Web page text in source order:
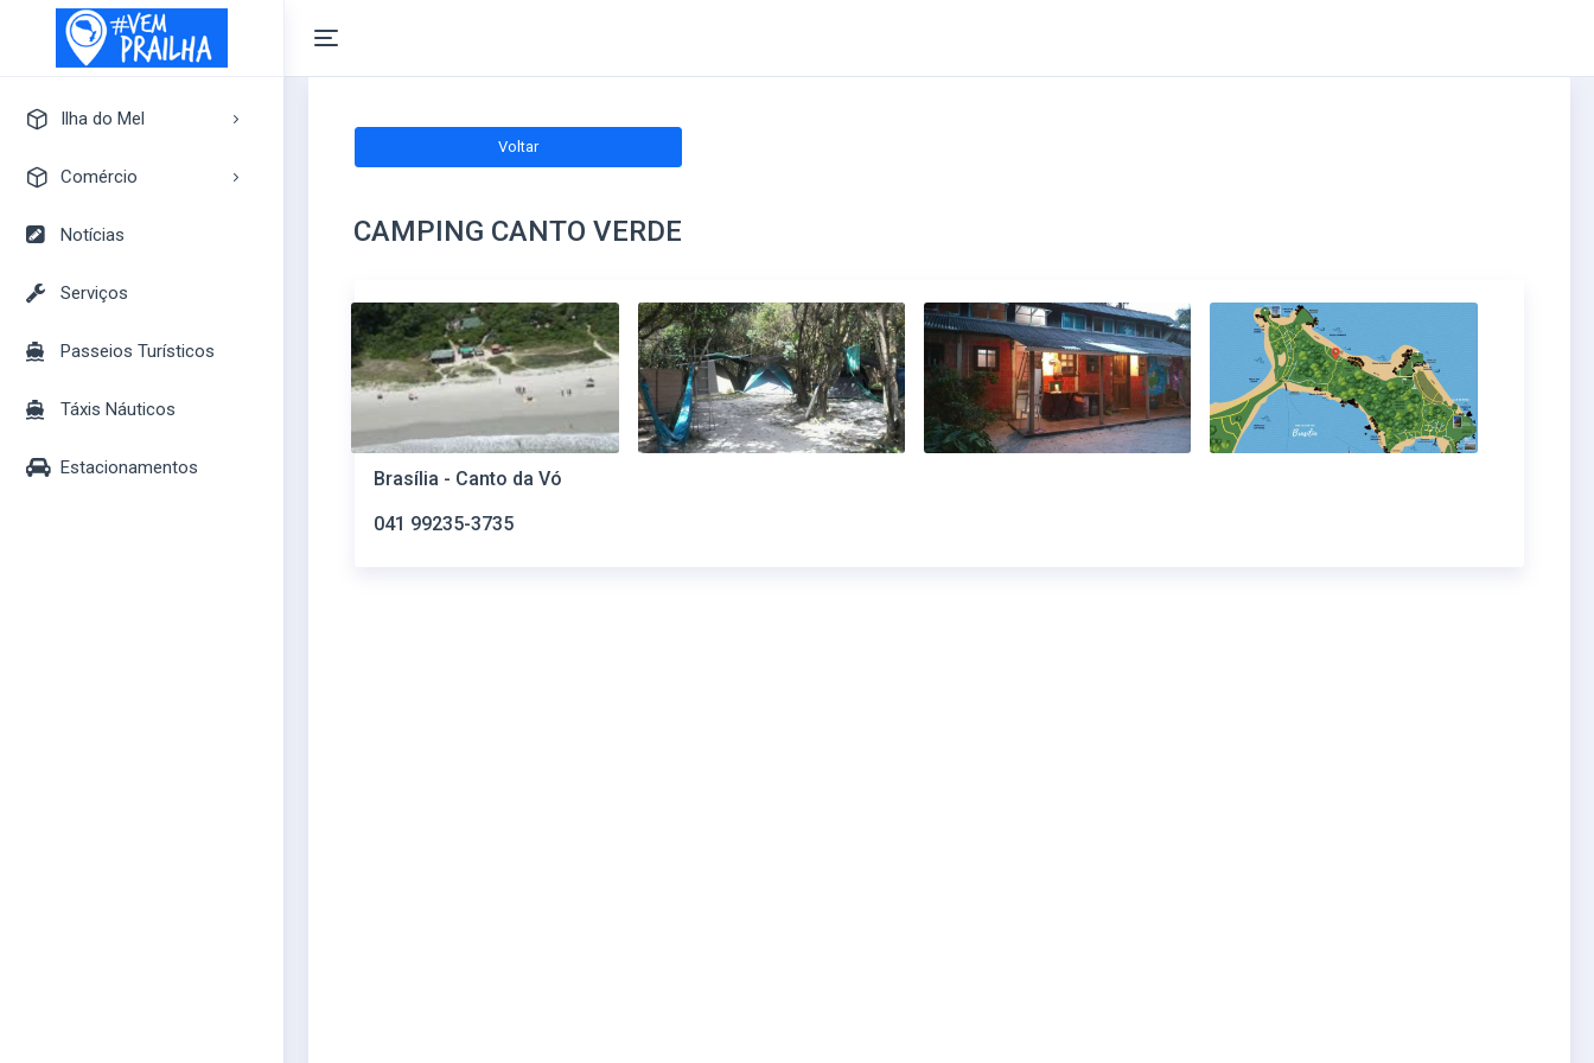
Ilha do Mel
A Ilha do Mel
Comércio
Pousadas
Casas
Mercados
Notícias
Serviços
Passeios Turísticos
Táxis Náuticos
Estacionamentos
Voltar
CAMPING CANTO VERDE
Brasília - Canto da Vó
041 99235-3735